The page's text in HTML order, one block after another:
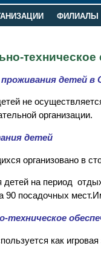
ФИЛИАЛЫ
детей в
не
организации.
детей
организовано в
детей на период
90 посадочных
техническое
как